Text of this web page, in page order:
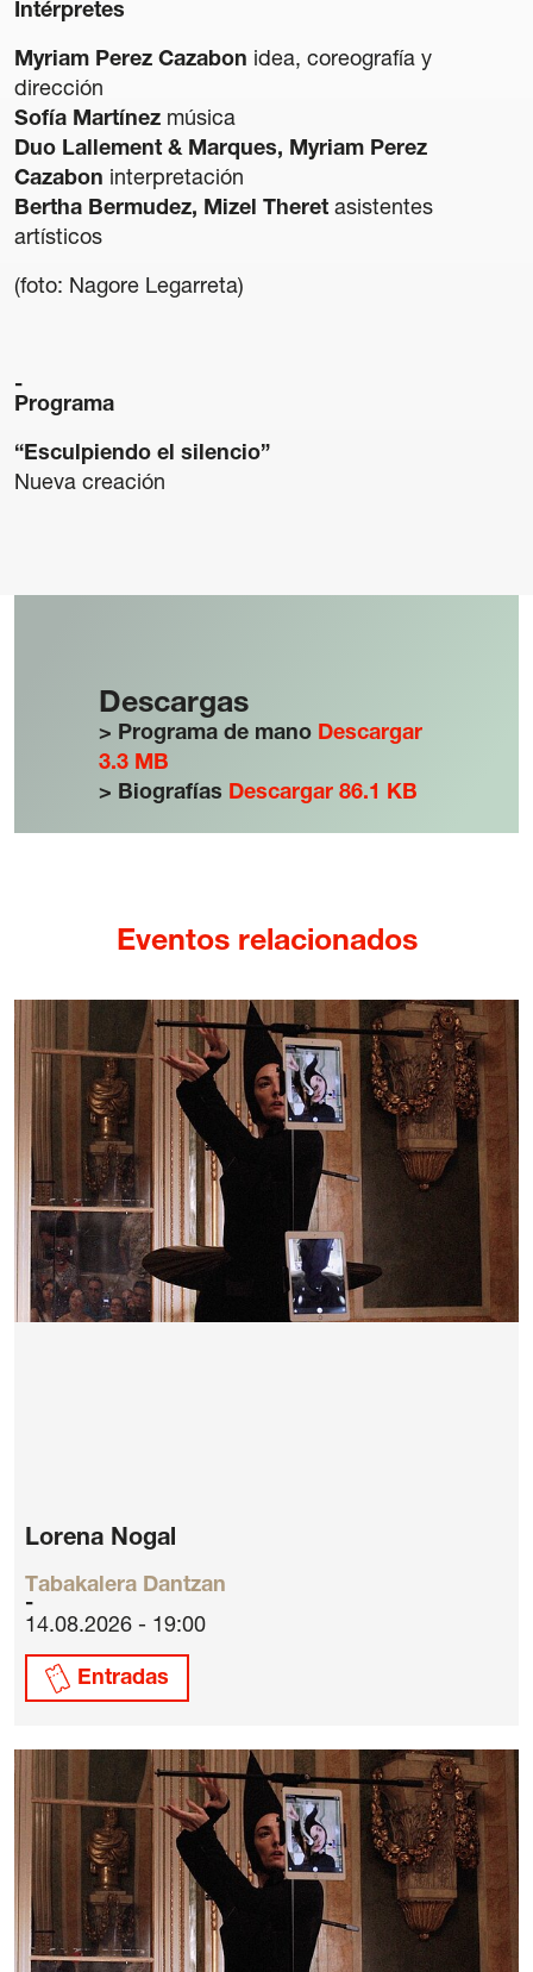
Política lingüística
Política de privacidad
Política de cookies
Condiciones generales de compra de entradas
Canal de denuncias
Intérpretes
Myriam Perez Cazabon idea, coreografía y
dirección
Sofía Martínez música
Duo Lallement & Marques, Myriam Perez
Cazabon interpretación
Bertha Bermudez, Mizel Theret asistentes
artísticos
(foto: Nagore Legarreta)
Programa
“Esculpiendo el silencio”
Nueva creación
Descargas
> Programa de mano Descargar
3.3 MB
> Biografías Descargar 86.1 KB
Eventos relacionados
Lorena Nogal
Tabakalera Dantzan
14.08.2026 - 19:00
Entradas